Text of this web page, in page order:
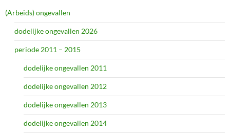
(Arbeids) ongevallen
dodelijke ongevallen 2026
periode 2011 – 2015
dodelijke ongevallen 2011
dodelijke ongevallen 2012
dodelijke ongevallen 2013
dodelijke ongevallen 2014